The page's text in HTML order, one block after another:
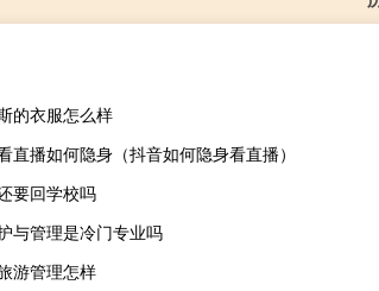
的衣服怎么样
直播如何隐身（抖音如何隐身看直播）
要回学校吗
与管理是冷门专业吗
游管理怎样